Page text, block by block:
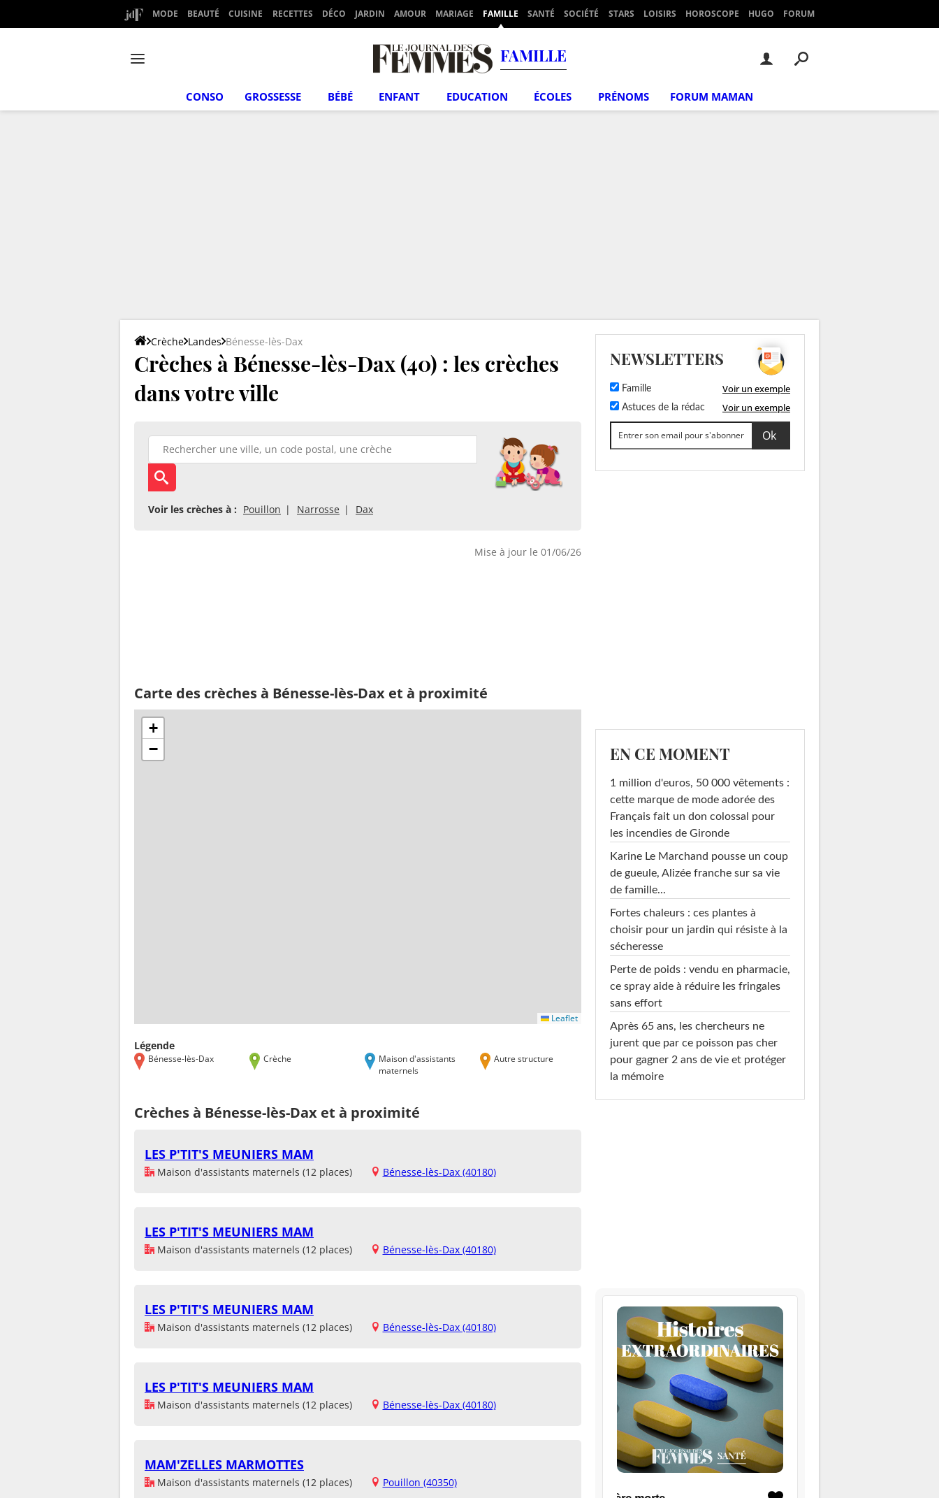
MODE BEAUTÉ CUISINE RECETTES DÉCO JARDIN AMOUR MARIAGE FAMILLE SANTÉ SOCIÉTÉ STARS LOISIRS HOROSCOPE HUGO FORUM
FAMILLE
CONSO GROSSESSE BÉBÉ ENFANT EDUCATION ÉCOLES PRÉNOMS FORUM MAMAN
Crèche Landes Bénesse-lès-Dax
Crèches à Bénesse-lès-Dax (40) : les crèches
dans votre ville
Voir les crèches à : Pouillon Narrosse Dax
Mise à jour le 01/06/26
Carte des crèches à Bénesse-lès-Dax et à proximité
+
−
Leaflet
Légende
Bénesse-lès-Dax Crèche
Maison d'assistants
maternels
Autre structure
Crèches à Bénesse-lès-Dax et à proximité
LES P'TIT'S MEUNIERS MAM
Maison d'assistants maternels (12 places) Bénesse-lès-Dax (40180)
LES P'TIT'S MEUNIERS MAM
Maison d'assistants maternels (12 places) Bénesse-lès-Dax (40180)
LES P'TIT'S MEUNIERS MAM
Maison d'assistants maternels (12 places) Bénesse-lès-Dax (40180)
LES P'TIT'S MEUNIERS MAM
Maison d'assistants maternels (12 places) Bénesse-lès-Dax (40180)
MAM'ZELLES MARMOTTES
Maison d'assistants maternels (12 places) Pouillon (40350)
NEWSLETTERS
Famille Voir un exemple
Astuces de la rédac Voir un exemple
EN CE MOMENT
1 million d'euros, 50 000 vêtements :
cette marque de mode adorée des
Français fait un don colossal pour
les incendies de Gironde
Karine Le Marchand pousse un coup
de gueule, Alizée franche sur sa vie
de famille...
Fortes chaleurs : ces plantes à
choisir pour un jardin qui résiste à la
sécheresse
Perte de poids : vendu en pharmacie,
ce spray aide à réduire les fringales
sans effort
Après 65 ans, les chercheurs ne
jurent que par ce poisson pas cher
pour gagner 2 ans de vie et protéger
la mémoire